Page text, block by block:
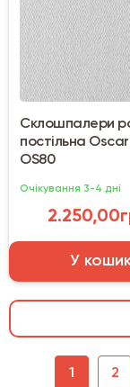
Склошпалери
постільна
OS80
Очікування 3-4 дні
У
1 2